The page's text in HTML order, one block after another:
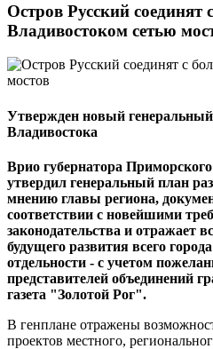
Остров Русский
Владивостоком сетью
Утвержден новый
Владивостока
Врио губернатора
утвердил генеральный план
мнению главы региона,
соответствии с новейшими
законодательства и отражает
будущего развития всего
отдельности - с учетом
представителей объединений
газета "Золотой Рог".
В генплане отражены
проектов местного,